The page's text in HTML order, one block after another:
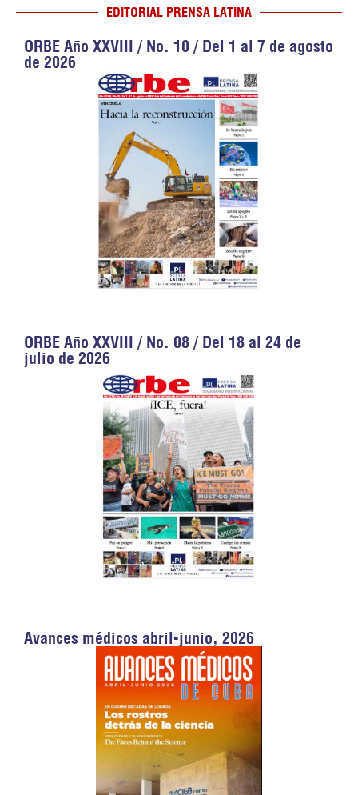
EDITORIAL PRENSA LATINA
ORBE Año XXVIII / No. 10 / Del 1 al 7 de agosto
de 2026
ORBE Año XXVIII / No. 08 / Del 18 al 24 de
julio de 2026
Avances médicos abril-junio, 2026